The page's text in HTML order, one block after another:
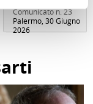
Comunicato n. 23
Palermo, 30 Giugno
2026